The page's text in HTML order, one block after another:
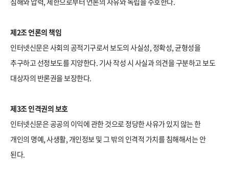
제2조 언론의 책임
인터넷신문은 사회의 공적기구로서 보도의 사실성, 정확성, 균형성을
추구하고 선정보도를 지양한다. 기사 작성 시 사실과 의견을 구분하고 보도
대상자의 반론권을 보장한다.
제3조 인격권의 보호
인터넷신문은 공공의 이익에 관한 것으로 정당한 사유가 있지 않는 한
개인의 명예, 사생활, 개인정보 및 그 밖의 인격적 가치를 침해해서는 안
된다.